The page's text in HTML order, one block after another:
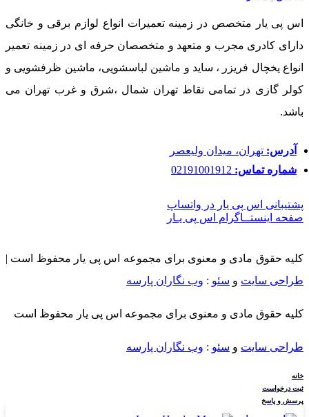
اس پی یار متخصص در زمینه تعمیرات انواع لوازم برقی و خانگی
دارای کادری مجرب و متعهد و متخصصان حرفه ای در زمینه تعمیر
انواع یخچال فریزر ، ساید و ماشین لباسشویی، ماشین ظرفشویی و
کولر گازی در تمامی نقاط تهران شمال ،شرق و غرب تهران می
باشد.
آدرس: تهران، میدان ولیعصر
شماره تماس:
پشتیبانی اس پی یار در واتساپ
صفحه اینستــاگرام اس پی یـار
کلیه حقوق مادی و معنوی برای مجموعه اس پی یار محفوظ است |
طراحی سایت و سئو : وب نگاران پارسه
کلیه حقوق مادی و معنوی برای مجموعه اس پی یار محفوظ است
طراحی سایت و سئو : وب نگاران پارسه
خانه
ثبت درخواست
پرسش و پاسخ